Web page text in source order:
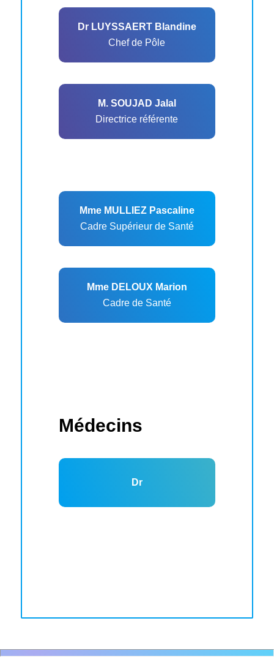
Dr LUYSSAERT Blandine
Chef de Pôle
M. SOUJAD Jalal
Directrice référente
Mme MULLIEZ Pascaline
Cadre Supérieur de Santé
Mme DELOUX Marion
Cadre de Santé
Médecins
Dr